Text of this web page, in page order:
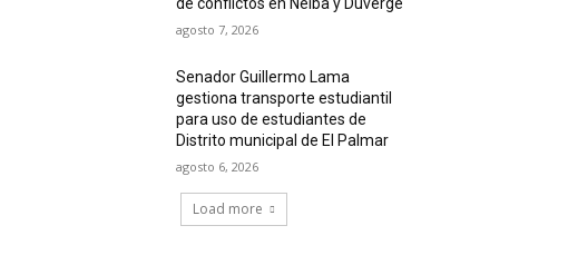
agosto 7, 2026
Senador Guillermo Lama
gestiona transporte estudiantil
para uso de estudiantes de
Distrito municipal de El Palmar
agosto 6, 2026
Load more